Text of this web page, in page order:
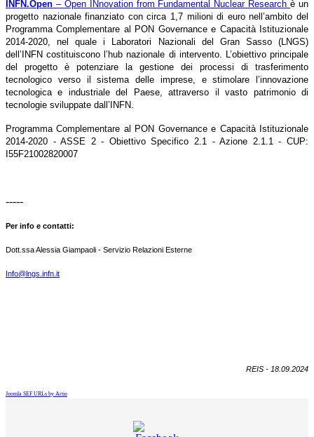
INFN.Open – Open INnovation from Fundamental Nuclear Researchè un
progetto nazionale finanziato con circa 1,7 milioni di euro nell’ambito del
Programma Complementare al PON Governance e Capacità Istituzionale
2014-2020, nel quale i Laboratori Nazionali del Gran Sasso (LNGS)
dell’INFN costituiscono l’hub nazionale di intervento. L’obiettivo principale
del progetto è potenziare la gestione dei processi di trasferimento
tecnologico verso il sistema delle imprese, e stimolare l’innovazione
tecnologica e industriale del Paese, attraverso il vasto patrimonio di
tecnologie sviluppate dall’INFN.
Programma Complementare al PON Governance e Capacità Istituzionale
2014-2020 - ASSE 2 - Obiettivo Specifico 2.1 - Azione 2.1.1 - CUP:
I55F21002820007
-----
Per info e contatti:
Dott.ssa Alessia Giampaoli - Servizio Relazioni Esterne
Info@lngs.infn.it
REIS - 18.09.2024
Joomla SEF URLs by Artio